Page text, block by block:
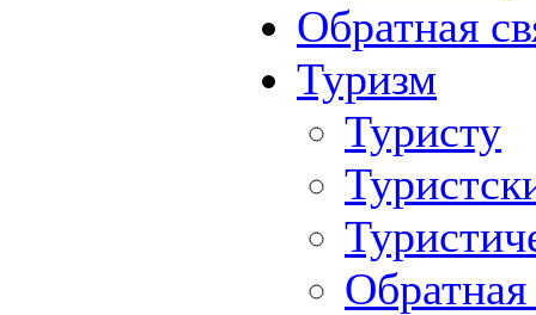
Обратная
Туризм
Туристу
Обратная